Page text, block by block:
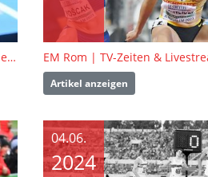
EM Rom Tag 1 | BW Athlet:innen erfolgreich in den Vorrunden
Artikel anzeigen
04.06.
2024